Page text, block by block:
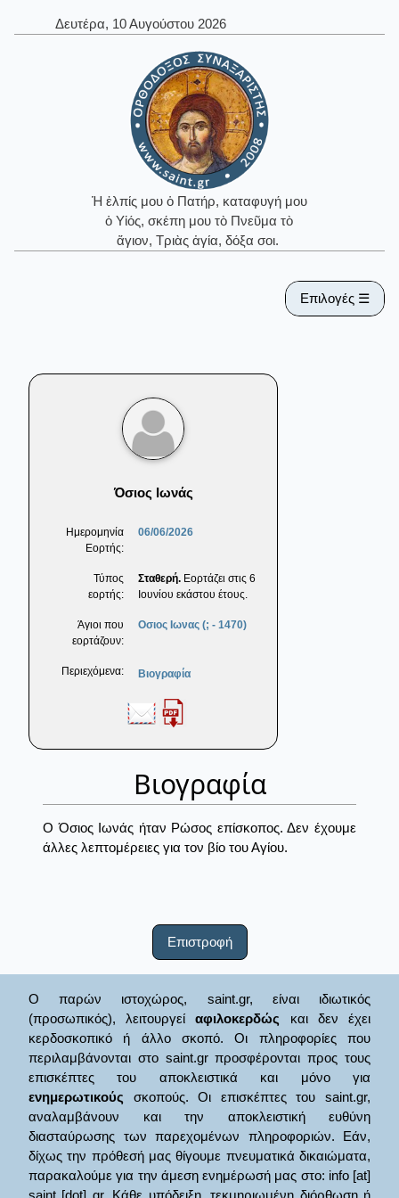
Δευτέρα, 10 Αυγούστου 2026
Ἡ ἐλπίς μου ὁ Πατήρ, καταφυγή μου
ὁ Υἱός, σκέπη μου τὸ Πνεῦμα τὸ
ἅγιον, Τριὰς ἁγία, δόξα σοι.
Επιλογές ☰
Όσιος Ιωνάς
Ημερομηνία
Εορτής:
06/06/2026
Τύπος
εορτής:
Σταθερή. Εορτάζει στις 6
Ιουνίου εκάστου έτους.
Άγιοι που
εορτάζουν:
Οσιος Ιωνας (; - 1470)
Περιεχόμενα: Βιογραφία
Βιογραφία
O Όσιος Ιωνάς ήταν Ρώσος επίσκοπος. Δεν έχουμε
άλλες λεπτομέρειες για τον βίο του Αγίου.
Επιστροφή
Ο παρών ιστοχώρος, saint.gr, είναι ιδιωτικός
(προσωπικός), λειτουργείαφιλοκερδώς και δεν έχει
κερδοσκοπικό ή άλλο σκοπό. Οι πληροφορίες που
περιλαμβάνονται στο saint.gr προσφέρονται προς τους
επισκέπτες του αποκλειστικά και μόνο για
ενημερωτικούς σκοπούς. Οι επισκέπτες του saint.gr,
αναλαμβάνουν και την αποκλειστική ευθύνη
διασταύρωσης των παρεχομένων πληροφοριών. Εάν,
δίχως την πρόθεσή μας θίγουμε πνευματικά δικαιώματα,
παρακαλούμε για την άμεση ενημέρωσή μας στο: info [at]
saint [dot] gr. Κάθε υπόδειξη, τεκμηριωμένη διόρθωση ή